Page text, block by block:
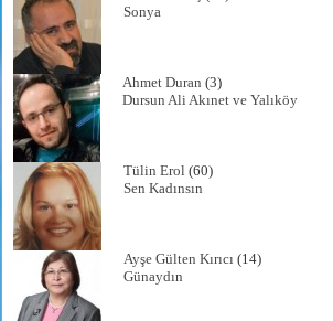
Sonya
Ahmet Duran (3)
Dursun Ali Akınet ve Yalıköy
Tülin Erol (60)
Sen Kadınsın
Ayşe Gülten Kırıcı (14)
Günaydın